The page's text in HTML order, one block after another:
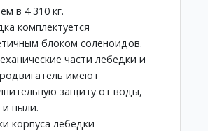
в 4 310 кг.
комплектуется
блоком соленоидов.
части лебедки и
имеют
защиту от воды,
и пыли.
корпуса лебедки